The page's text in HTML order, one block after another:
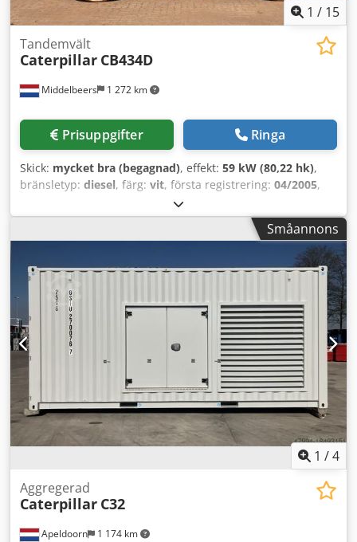
1 / 15
Middelbeers 1 272 km
Tandemvält
Caterpillar CB434D
Prisuppgifter Ringa
Skick: mycket bra (begagnad), effekt: 59 kW (80,22 hk),
bränsletyp: diesel, färg: vit, första registrering: 04/2005,
, drifttimmar:
information Modellår: 2005 Serienummer:
CATCB434LCNH00390 Teknisk information Antal cylindrar:
4 Motorvolym: 4 400 cc Drivning: Hjul Egenvikt: 7 500 kg
Funktionellt Arbetsbredd: 150 cm Skick Tekniskt skick:
mycket bra Optiskt skick: mycket bra Skador: inga
Finansiell information Pris: På förfrågan Crsdjyzz E Repfx
Adqjf Ytterligare information Kontakta Ernst van Hek för
mer information.
Småannons
1 /4
Apeldoorn 1 174 km
Aggregerad
Caterpillar C32